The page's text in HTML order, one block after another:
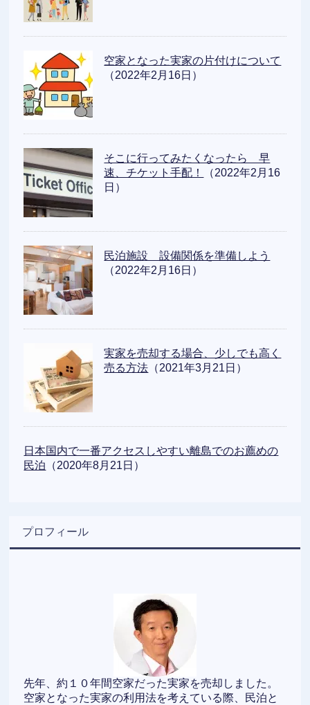
空家となった実家の片付けについて
（2022年2月16日）
そこに行ってみたくなったら 早
速、チケット手配！
（2022年2月16
日）
民泊施設 設備関係を準備しよう
（2022年2月16日）
実家を売却する場合、少しでも高く
売る方法 （2021年3月21日）
日本国内で一番アクセスしやすい離島でのお薦めの
民泊 （2020年8月21日）
プロフィール
先年、約１０年間空家だった実家を売却しました。
空家となった実家の利用法を考えている際、民泊と